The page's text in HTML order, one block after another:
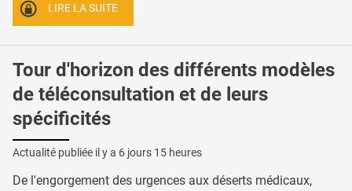
LIRE LA SUITE
Tour d'horizon des différents modèles
de téléconsultation et de leurs
spécificités
Actualité publiée il y a 6 jours 15 heures
De l'engorgement des urgences aux déserts médicaux,